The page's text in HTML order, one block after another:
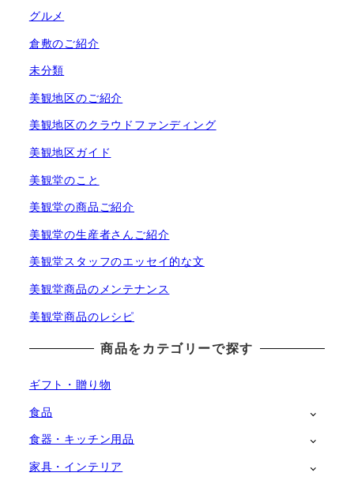
グルメ
倉敷のご紹介
未分類
美観地区のご紹介
美観地区のクラウドファンディング
美観地区ガイド
美観堂のこと
美観堂の商品ご紹介
美観堂の生産者さんご紹介
美観堂スタッフのエッセイ的な文
美観堂商品のメンテナンス
美観堂商品のレシピ
商品をカテゴリーで探す
ギフト・贈り物
食品
食器・キッチン用品
家具・インテリア